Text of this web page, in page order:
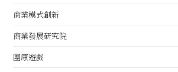
商業模式創新
商業發展研究院
團康遊戲